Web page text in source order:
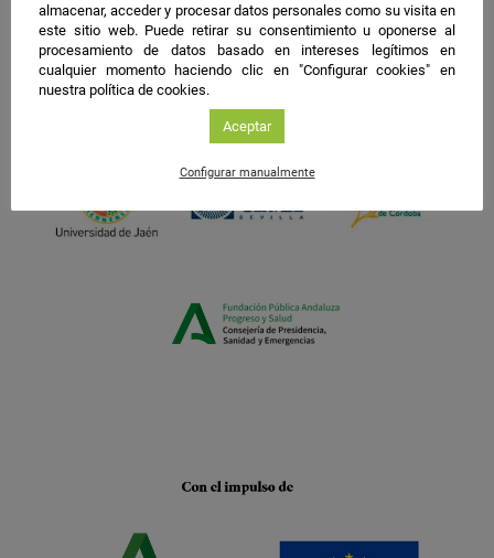
almacenar, acceder y procesar datos personales como su visita en
este sitio web. Puede retirar su consentimiento u oponerse al
procesamiento de datos basado en intereses legítimos en
cualquier momento haciendo clic en "Configurar cookies" en
nuestra política de cookies.
Aceptar
Configurar manualmente